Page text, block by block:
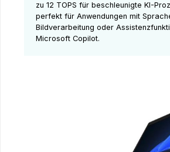
zu 12 TOPS für beschleunigte KI-
perfekt für Anwendungen mit
Bildverarbeitung oder
Microsoft Copilot.